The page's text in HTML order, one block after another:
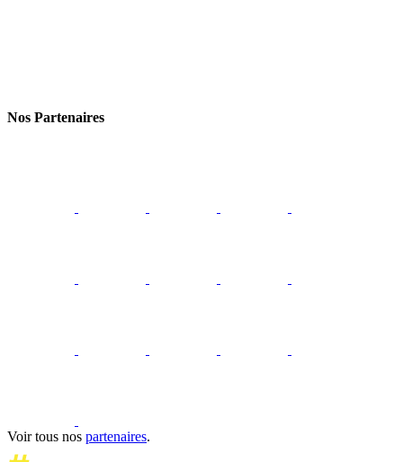
Nos Partenaires
Voir tous nos partenaires.